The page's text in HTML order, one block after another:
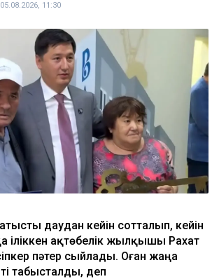
05.08.2026, 11:30
даудан кейін сотталып, кейін
ақтөбелік жылқышы Рахат
пәтер сыйлады. Оған жаңа
табысталды, деп